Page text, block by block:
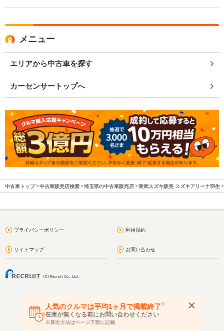
メニュー
エリアから中古車を探す
カーセンサートップへ
中古車トップ 中古車販売店検索 埼玉県の中古車販売店 東武スズキ販売 スズキアリーナ羽生
プライバシーポリシー 利用規約
サイトマップ お問い合わせ
人気のクルマは平均1ヶ月で掲載終了※
在庫が無くなる前にお問い合わせください
※算出方法はページ下部に記載